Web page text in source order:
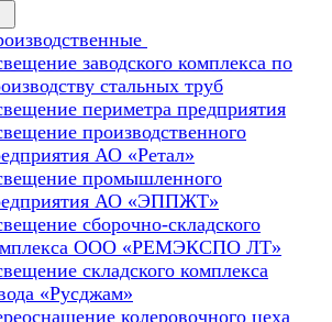
заводского комплекса по
стальных труб
периметра предприятия
производственного
АО «Ретал»
промышленного
АО «ЭППЖТ»
сборочно-складского
ООО «РЕМЭКСПО ЛТ»
складского комплекса
«Русджам»
колеровочного цеха